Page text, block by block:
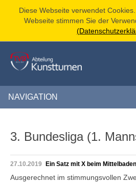
Diese Webseite verwendet
Webseite stimmen Sie der
NAVIGATION
3. Bundesliga (1.
27.10.2019 Ein Satz mit X beim
Ausgerechnet im stimmungsvollen